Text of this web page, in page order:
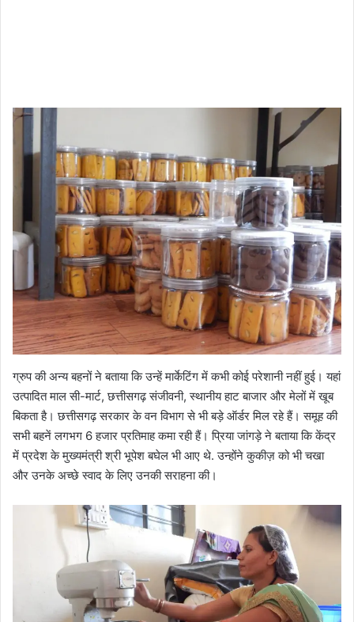
ग्रुप की अन्य बहनों ने बताया कि उन्हें मार्केटिंग में कभी कोई परेशानी नहीं हुई। यहां
उत्पादित माल सी-मार्ट, छत्तीसगढ़ संजीवनी, स्थानीय हाट बाजार और मेलों में खूब
बिकता है। छत्तीसगढ़ सरकार के वन विभाग से भी बड़े ऑर्डर मिल रहे हैं। समूह की
सभी बहनें लगभग 6 हजार प्रतिमाह कमा रही हैं। प्रिया जांगड़े ने बताया कि केंद्र
में प्रदेश के मुख्यमंत्री श्री भूपेश बघेल भी आए थे. उन्होंने कुकीज़ को भी चखा
और उनके अच्छे स्वाद के लिए उनकी सराहना की।